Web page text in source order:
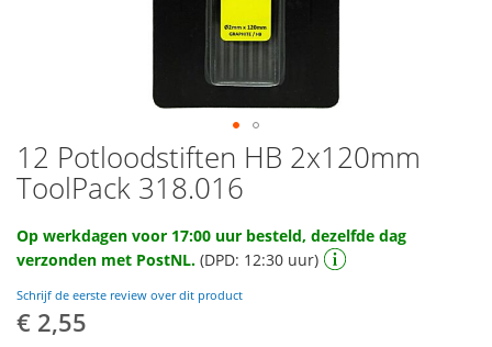
Ga
naar
het
van
de
gallerij
12 Potloodstiften HB 2x120mm
ToolPack 318.016
Op werkdagen voor 17:00 uur besteld, dezelfde dag
verzonden met PostNL. (DPD: 12:30 uur)
Schrijf de eerste review over dit product
€ 2,55